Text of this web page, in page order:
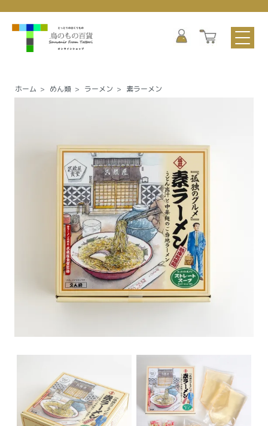
ホーム > めん類 > ラーメン > 素ラーメン